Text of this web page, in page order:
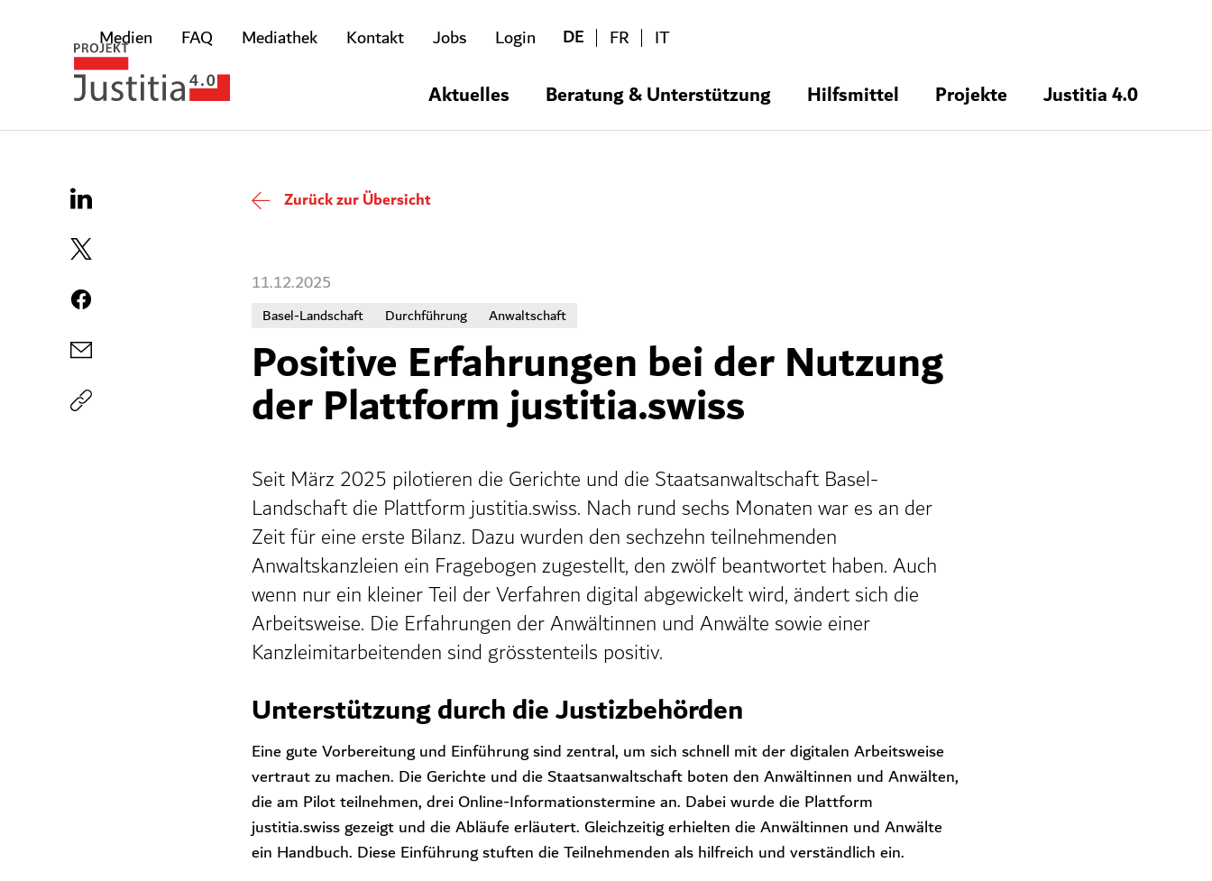
Medien FAQ Mediathek Kontakt Jobs Login DE FR IT
Aktuelles Beratung & Unterstützung Hilfsmittel Projekte Justitia 4.0
Zurück zur Übersicht
11.12.2025
Basel-Landschaft Durchführung Anwaltschaft
Positive Erfahrungen bei der Nutzung
der Plattform justitia.swiss
Seit März 2025 pilotieren die Gerichte und die Staatsanwaltschaft Basel-
Landschaft die Plattform justitia.swiss. Nach rund sechs Monaten war es an der
Zeit für eine erste Bilanz. Dazu wurden den sechzehn teilnehmenden
Anwaltskanzleien ein Fragebogen zugestellt, den zwölf beantwortet haben. Auch
wenn nur ein kleiner Teil der Verfahren digital abgewickelt wird, ändert sich die
Arbeitsweise. Die Erfahrungen der Anwältinnen und Anwälte sowie einer
Kanzleimitarbeitenden sind grösstenteils positiv.
Unterstützung durch die Justizbehörden
Eine gute Vorbereitung und Einführung sind zentral, um sich schnell mit der digitalen Arbeitsweise
vertraut zu machen. Die Gerichte und die Staatsanwaltschaft boten den Anwältinnen und Anwälten,
die am Pilot teilnehmen, drei Online-Informationstermine an. Dabei wurde die Plattform
justitia.swiss gezeigt und die Abläufe erläutert. Gleichzeitig erhielten die Anwältinnen und Anwälte
ein Handbuch. Diese Einführung stuften die Teilnehmenden als hilfreich und verständlich ein.